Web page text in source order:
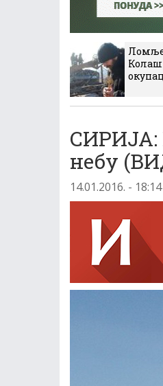
СИРИЈА:
небу
14.01.2016. - 18:14